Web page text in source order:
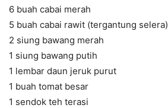
6 buah cabai merah
5 buah cabai rawit (tergantung selera)
2 siung bawang merah
1 siung bawang putih
1 lembar daun jeruk purut
1 buah tomat besar
1 sendok teh terasi